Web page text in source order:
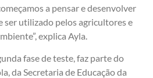
a pensar e desenvolver
ser utilizado pelos agricultores e
explica Ayla.
fase de teste, faz parte do
da Secretaria de Educação da